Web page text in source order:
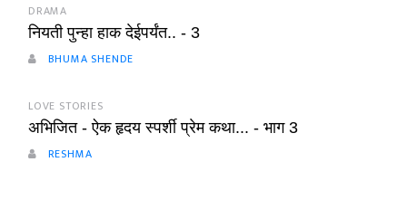
DRAMA
नियती पुन्हा हाक देईपर्यंत.. - 3
BHUMA SHENDE
LOVE STORIES
अभिजित - ऐक हृदय स्पर्शी प्रेम कथा... - भाग 3
RESHMA